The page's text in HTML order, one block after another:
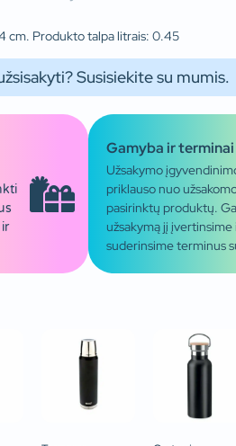
cm. Produkto talpa litrais: 0.45
Susisiekite su mumis.
Gamyba ir terminai
Užsakymo
priklauso nuo
pasirinktų produktų.
užsakymą jį įvertinsime
suderinsime terminus